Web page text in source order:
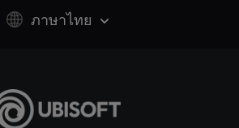
ภาษาไทย